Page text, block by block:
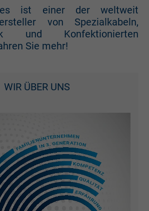
ist einer der weltweit
von Spezialkabeln,
und Konfektionierten
Sie mehr!
WIR ÜBER UNS